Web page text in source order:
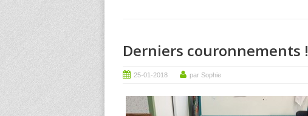
Derniers couronnements !
25-01-2018 par Sophie